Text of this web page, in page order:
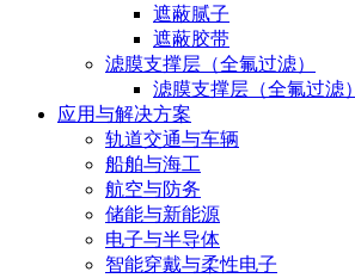
遮蔽腻子
遮蔽胶带
滤膜支撑层（全氟过滤）
滤膜支撑层（全氟过滤）
应用与解决方案
轨道交通与车辆
船舶与海工
航空与防务
储能与新能源
电子与半导体
智能穿戴与柔性电子